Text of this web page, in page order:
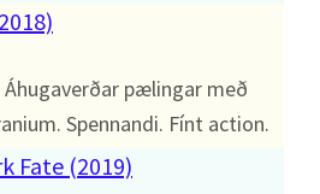
Áhugaverðar pælingar með
Spennandi. Fínt action.
Fate (2019)